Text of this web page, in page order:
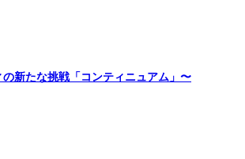
たな挑戦「コンティニュアム」〜